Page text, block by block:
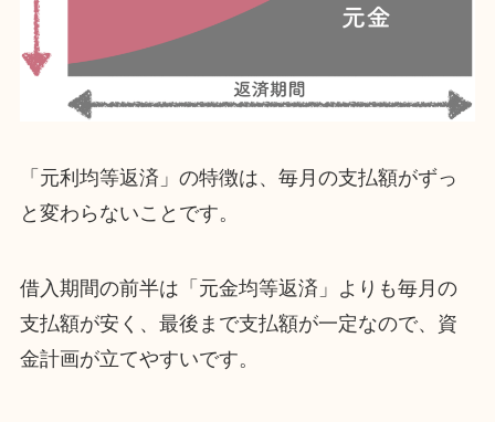
「元利均等返済」の特徴は、毎月の支払額がずっ
と変わらないことです。
借入期間の前半は「元金均等返済」よりも毎月の
支払額が安く、最後まで支払額が一定なので、資
金計画が立てやすいです。